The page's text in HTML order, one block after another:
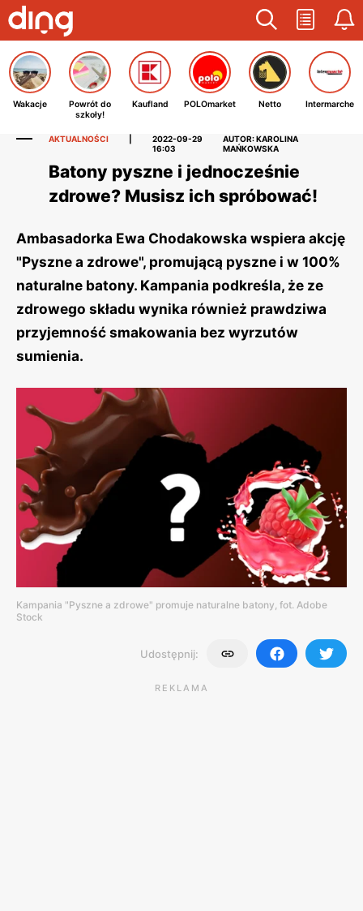
Wakacje
Powrót do
szkoły!
Kaufland POLOmarket Netto Intermarche
AKTUALNOŚCI
2022-09-29
16:03
AUTOR: KAROLINA
MAŃKOWSKA
Batony pyszne i jednocześnie
zdrowe? Musisz ich spróbować!
Ambasadorka Ewa Chodakowska wspiera akcję
"Pyszne a zdrowe", promującą pyszne i w 100%
naturalne batony. Kampania podkreśla, że ze
zdrowego składu wynika również prawdziwa
przyjemność smakowania bez wyrzutów
sumienia.
Kampania "Pyszne a zdrowe" promuje naturalne batony, fot. Adobe
Stock
Udostępnij:
REKLAMA